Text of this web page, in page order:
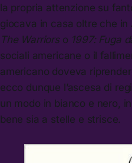
la propria attenzione su
giocava in casa oltre che in
The Warriors o 1997: Fuga
sociali americane o il
americano doveva
ecco dunque l’ascesa di
un modo in bianco e nero,
bene sia a stelle e strisce.